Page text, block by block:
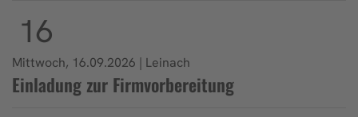
16
Mittwoch, 16.09.2026 | Leinach
Einladung zur Firmvorbereitung